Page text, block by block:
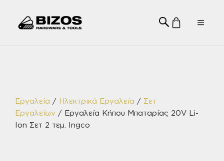
Menu
Εργαλεία / Ηλεκτρικά Εργαλεία / Σετ
Εργαλείων / Εργαλεία Κήπου Μπαταρίας 20V Li-
Ion Σετ 2 τεμ. Ingco